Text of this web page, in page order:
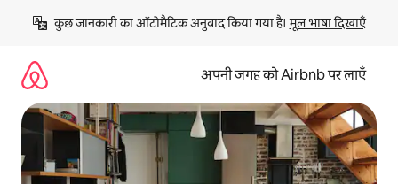
छोड़कर
कॉन्टेंट
कुछ जानकारी का ऑटोमैटिक अनुवाद किया गया है। मूल भाषा दिखाएँ
अपनी जगह को Airbnb पर लाएँ